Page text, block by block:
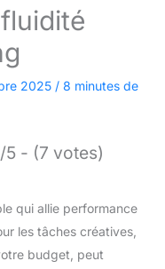
2025 / 8 minutes de
5 - (7 votes)
qui allie performance
les tâches créatives,
budget, peut